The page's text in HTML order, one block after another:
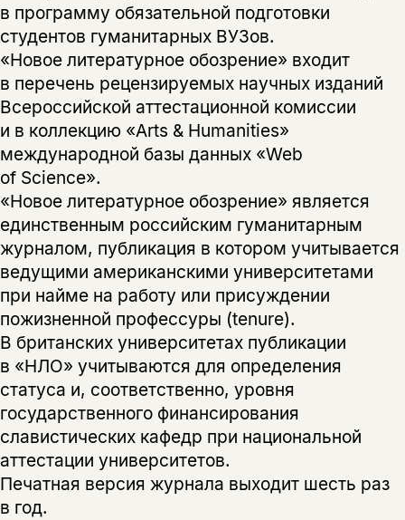
в программу обязательной подготовки
студентов гуманитарных ВУЗов.
«Новое литературное обозрение» входит
в перечень рецензируемых научных изданий
Всероссийской аттестационной комиссии
и в коллекцию «Arts & Humanities»
международной базы данных «Web
of Science».
«Новое литературное обозрение» является
единственным российским гуманитарным
журналом, публикация в котором учитывается
ведущими американскими университетами
при найме на работу или присуждении
пожизненной профессуры (tenure).
В британских университетах публикации
в «НЛО» учитываются для определения
статуса и, соответственно, уровня
государственного финансирования
славистических кафедр при национальной
аттестации университетов.
Печатная версия журнала выходит шесть раз
в год.